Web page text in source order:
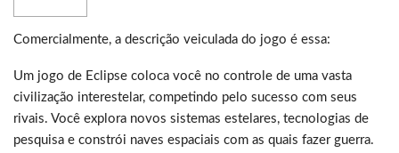
Comercialmente, a descrição veiculada do jogo é essa:
Um jogo de Eclipse coloca você no controle de uma vasta
civilização interestelar, competindo pelo sucesso com seus
rivais. Você explora novos sistemas estelares, tecnologias de
pesquisa e constrói naves espaciais com as quais fazer guerra.